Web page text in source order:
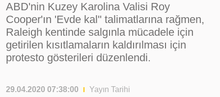
ABD'nin Kuzey Karolina Valisi Roy
Cooper'ın 'Evde kal'' talimatlarına rağmen,
Raleigh kentinde salgınla mücadele için
getirilen kısıtlamaların kaldırılması için
protesto gösterileri düzenlendi.
29.04.2020 07:38:00 Yayın Tarihi